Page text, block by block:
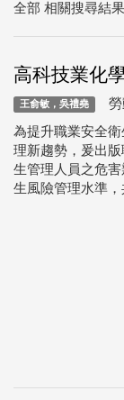
全部 相關搜尋結
高科技業化
王俞敏，吳禮堯 勞
為提升職業安全
理新趨勢，爰出
生管理人員之危
生風險管理水準